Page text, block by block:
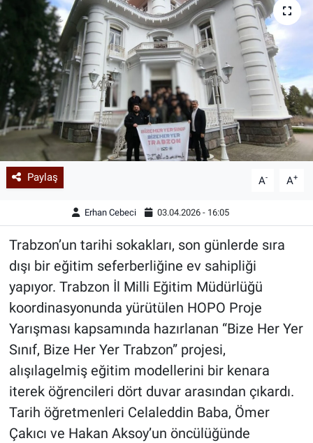
Paylaş A- A+
Erhan Cebeci 03.04.2026 - 16:05
Trabzon’un tarihi sokakları, son günlerde sıra
dışı bir eğitim seferberliğine ev sahipliği
yapıyor. Trabzon İl Milli Eğitim Müdürlüğü
koordinasyonunda yürütülen HOPO Proje
Yarışması kapsamında hazırlanan “Bize Her Yer
Sınıf, Bize Her Yer Trabzon” projesi,
alışılagelmiş eğitim modellerini bir kenara
iterek öğrencileri dört duvar arasından çıkardı.
Tarih öğretmenleri Celaleddin Baba, Ömer
Çakıcı ve Hakan Aksoy’un öncülüğünde